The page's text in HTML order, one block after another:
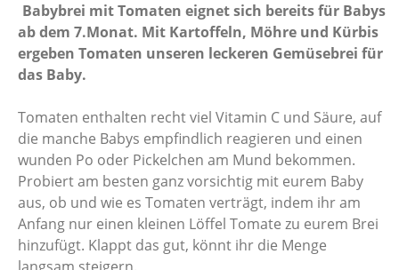
Babybrei mit Tomaten eignet sich bereits für Babys
ab dem 7.Monat. Mit Kartoffeln, Möhre und Kürbis
ergeben Tomaten unseren leckeren Gemüsebrei für
das Baby.
Tomaten enthalten recht viel Vitamin C und Säure, auf
die manche Babys empfindlich reagieren und einen
wunden Po oder Pickelchen am Mund bekommen.
Probiert am besten ganz vorsichtig mit eurem Baby
aus, ob und wie es Tomaten verträgt, indem ihr am
Anfang nur einen kleinen Löffel Tomate zu eurem Brei
hinzufügt. Klappt das gut, könnt ihr die Menge